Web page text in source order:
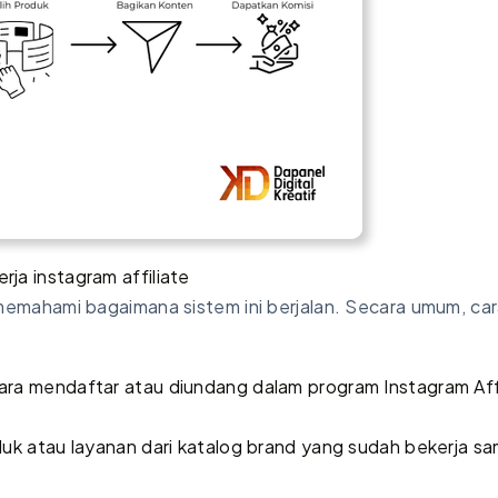
instagram affiliate
bagaimana sistem ini berjalan. Secara umum,
mendaftar atau diundang dalam program Instagram
atau layanan dari katalog brand yang sudah bekerja